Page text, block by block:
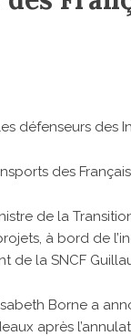
défenseurs des
des
de la
à bord de
de la SNCF
Borne a
après